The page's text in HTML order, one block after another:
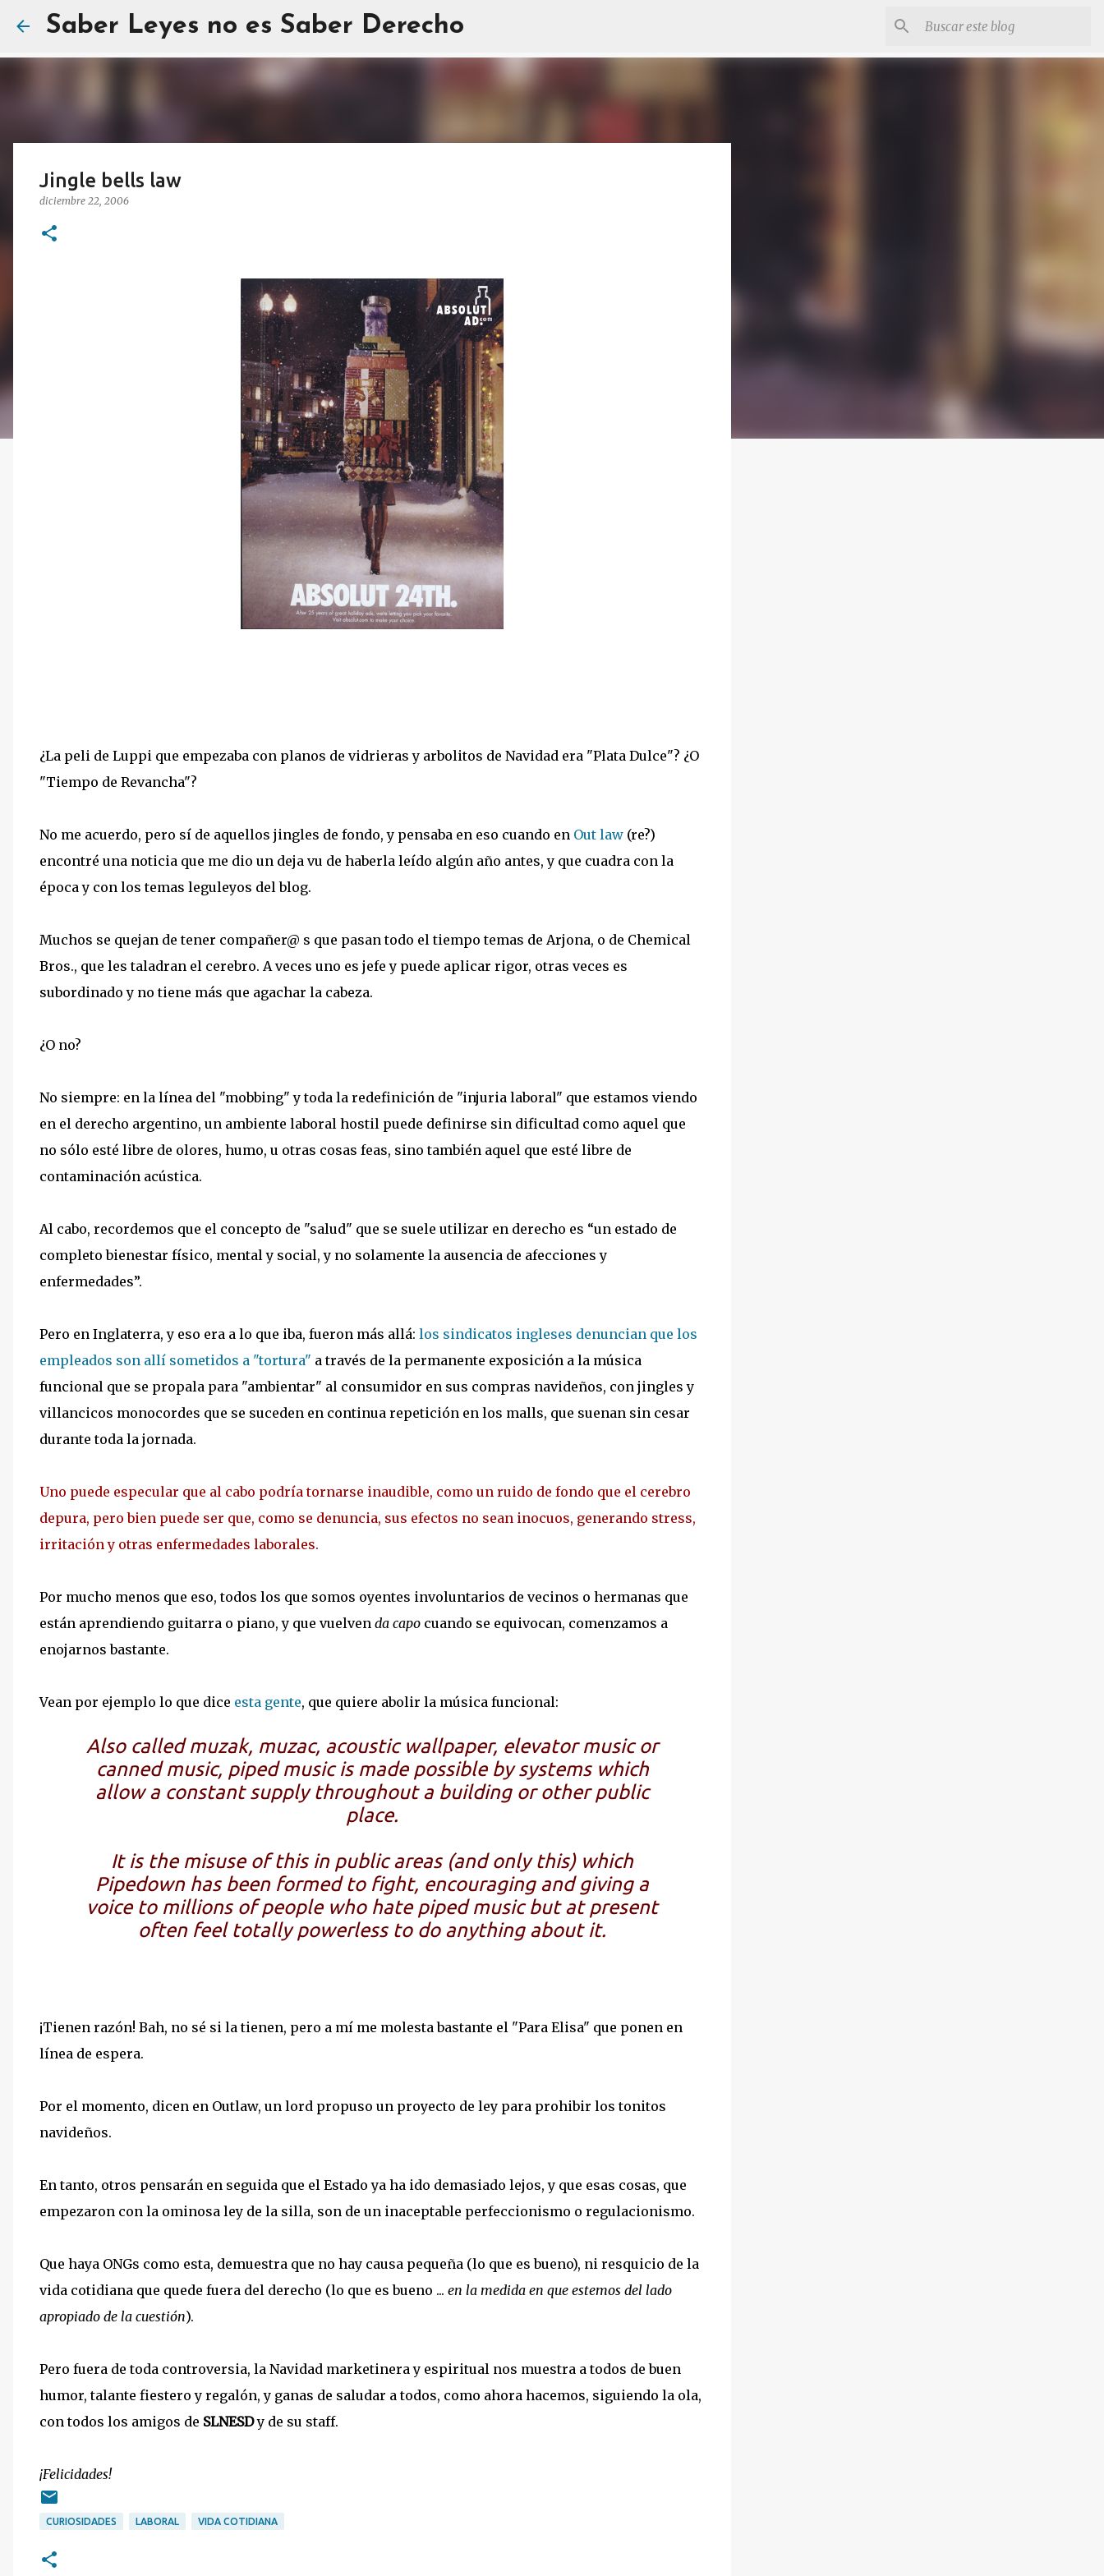
Saber Leyes no es Saber Derecho
Jingle bells law
diciembre 22, 2006
¿La peli de Luppi que empezaba con planos de vidrieras y arbolitos de Navidad era "Plata Dulce"? ¿O
"Tiempo de Revancha"?
No me acuerdo, pero sí de aquellos jingles de fondo, y pensaba en eso cuando en Out law (re?)
encontré una noticia que me dio un deja vu de haberla leído algún año antes, y que cuadra con la
época y con los temas leguleyos del blog.
Muchos se quejan de tener compañer@ s que pasan todo el tiempo temas de Arjona, o de Chemical
Bros., que les taladran el cerebro. A veces uno es jefe y puede aplicar rigor, otras veces es
subordinado y no tiene más que agachar la cabeza.
¿O no?
No siempre: en la línea del "mobbing" y toda la redefinición de "injuria laboral" que estamos viendo
en el derecho argentino, un ambiente laboral hostil puede definirse sin dificultad como aquel que
no sólo esté libre de olores, humo, u otras cosas feas, sino también aquel que esté libre de
contaminación acústica.
Al cabo, recordemos que el concepto de "salud" que se suele utilizar en derecho es “un estado de
completo bienestar físico, mental y social, y no solamente la ausencia de afecciones y
enfermedades”.
Pero en Inglaterra, y eso era a lo que iba, fueron más allá: los sindicatos ingleses denuncian que los
empleados son allí sometidos a "tortura" a través de la permanente exposición a la música
funcional que se propala para "ambientar" al consumidor en sus compras navideños, con jingles y
villancicos monocordes que se suceden en continua repetición en los malls, que suenan sin cesar
durante toda la jornada.
Uno puede especular que al cabo podría tornarse inaudible, como un ruido de fondo que el cerebro
depura, pero bien puede ser que, como se denuncia, sus efectos no sean inocuos, generando stress,
irritación y otras enfermedades laborales.
Por mucho menos que eso, todos los que somos oyentes involuntarios de vecinos o hermanas que
están aprendiendo guitarra o piano, y que vuelven da capo cuando se equivocan, comenzamos a
enojarnos bastante.
Vean por ejemplo lo que dice esta gente, que quiere abolir la música funcional:
Also called muzak, muzac, acoustic wallpaper, elevator music or
canned music, piped music is made possible by systems which
allow a constant supply throughout a building or other public
place.
It is the misuse of this in public areas (and only this) which
Pipedown has been formed to fight, encouraging andgiving a
voice to millions of people who hate piped music but at present
often feel totally powerless to do anything about it.
¡Tienen razón! Bah, no sé si la tienen, pero a mí me molesta bastante el "Para Elisa" que ponen en
línea de espera.
Por el momento, dicen en Outlaw, un lord propuso un proyecto de ley para prohibir los tonitos
navideños.
En tanto, otros pensarán en seguida que el Estado ya ha ido demasiado lejos, y que esas cosas, que
empezaron con la ominosa ley de la silla, son de un inaceptable perfeccionismo o regulacionismo.
Que haya ONGs como esta, demuestra que no hay causa pequeña (lo que es bueno), ni resquicio de la
vida cotidiana que quede fuera del derecho (lo que es bueno ... en la medida en que estemos del lado
apropiado de la cuestión).
Pero fuera de toda controversia, la Navidad marketinera y espiritual nos muestra a todos de buen
humor, talante fiestero y regalón, y ganas de saludar a todos, como ahora hacemos, siguiendo la ola,
con todos los amigos de SLNESDy de su staff.
¡Felicidades!
CURIOSIDADES LABORAL VIDA COTIDIANA